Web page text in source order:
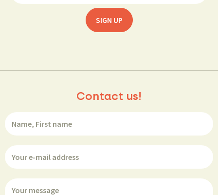
Contact us!